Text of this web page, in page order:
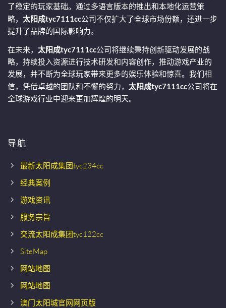
了稳定的玩家基础。通过多语言版本的推出和本地化运营策
略， 太阳成tyc7111cc公司不仅扩大了全球市场份额，还进一步
提升了品牌的国际影响力。
在未来， 太阳成tyc7111cc公司将继续秉持创新驱动发展的战
略，持续投入资源进行技术研发和内容创作，推动游戏产业的
发展，并不断为全球玩家带来更多的娱乐体验和惊喜。我们相
信，凭借卓越的团队和不懈的努力， 太阳成tyc7111cc公司将在
全球游戏行业中迎来更加辉煌的明天。
导航
最新太阳成集团tyc234cc
经典案例
游戏资讯
服务宗旨
交流太阳成集团tyc122cc
SiteMap
网站地图
网站地图
澳门太阳城官网网页版